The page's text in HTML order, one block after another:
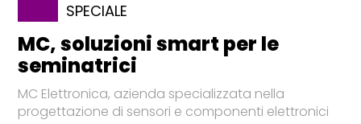
SPECIALE
MC, soluzioni smart per le
seminatrici
MC Elettronica, azienda specializzata nella
progettazione di sensori e componenti elettronici